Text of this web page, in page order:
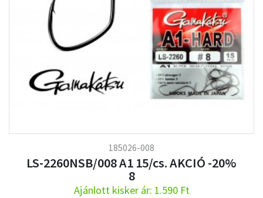
185026-008
LS-2260NSB/008 A1 15/cs. AKCIÓ -20%
8
Ajánlott kisker ár: 1.590 Ft